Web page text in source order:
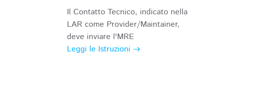
Il Contatto Tecnico, indicato nella
LAR come Provider/Maintainer,
deve inviare l'MRE
Leggi le Istruzioni